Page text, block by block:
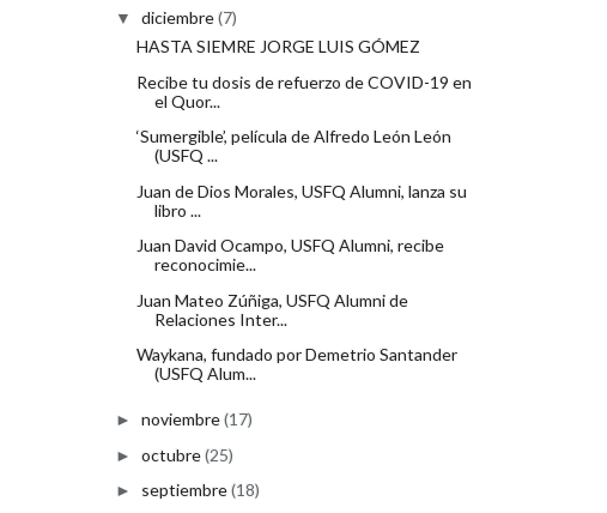
▼ diciembre(7)
HASTA SIEMRE JORGE LUIS GÓMEZ
Recibe tu dosis de refuerzo de COVID-19 en
el Quor...
‘Sumergible’, película de Alfredo León León
(USFQ ...
Juan de Dios Morales, USFQ Alumni, lanza su
libro ...
Juan David Ocampo, USFQ Alumni, recibe
reconocimie...
Juan Mateo Zúñiga, USFQ Alumni de
Relaciones Inter...
Waykana, fundado por Demetrio Santander
(USFQ Alum...
► noviembre(17)
► octubre(25)
► septiembre(18)